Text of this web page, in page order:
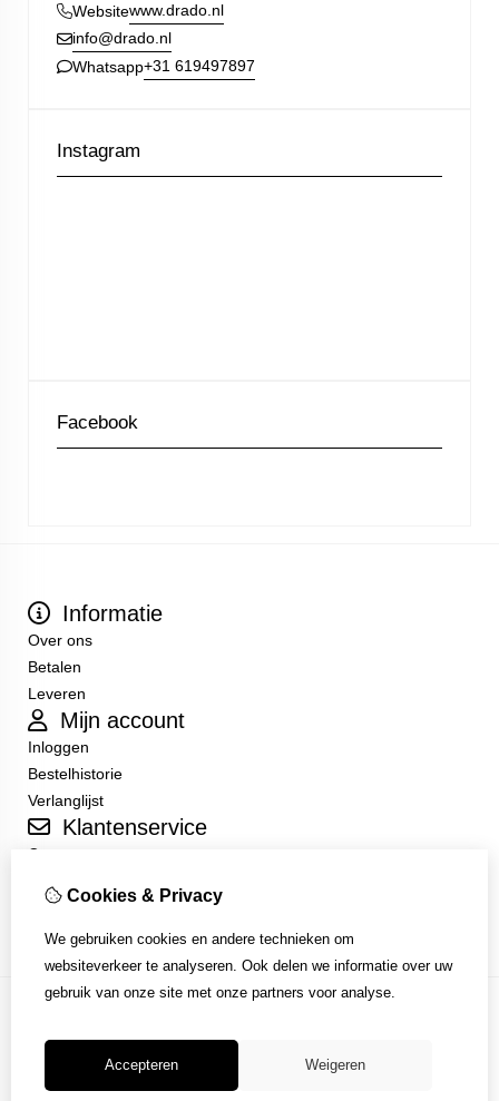
Websitewww.drado.nl
info@drado.nl
Whatsapp+31 619497897
Instagram
Facebook
Informatie
Over ons
Betalen
Leveren
Mijn account
Inloggen
Bestelhistorie
Verlanglijst
Klantenservice
Contact
Algemene Voorwaarden
Cookies & Privacy
We gebruiken cookies en andere technieken om
websiteverkeer te analyseren. Ook delen we informatie over uw
gebruik van onze site met onze partners voor analyse.
Accepteren Weigeren